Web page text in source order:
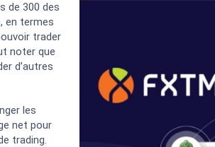
de 300 des
, en termes
trader
noter que
d’autres
les
net pour
trading.